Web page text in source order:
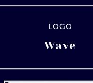
LOGO
Wave